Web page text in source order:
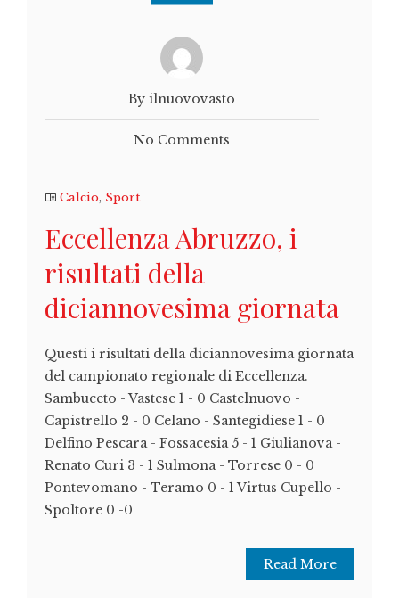
By ilnuovovasto
No Comments
Calcio, Sport
Eccellenza Abruzzo, i
risultati della
diciannovesima giornata
Questi i risultati della diciannovesima giornata
del campionato regionale di Eccellenza.
Sambuceto - Vastese 1 - 0 Castelnuovo -
Capistrello 2 - 0 Celano - Santegidiese 1 - 0
Delfino Pescara - Fossacesia 5 - 1 Giulianova -
Renato Curi 3 - 1 Sulmona - Torrese 0 - 0
Pontevomano - Teramo 0 - 1 Virtus Cupello -
Spoltore 0 -0
Read More